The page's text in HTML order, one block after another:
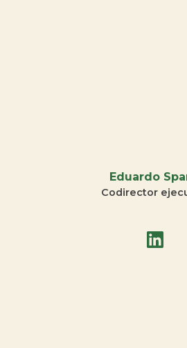
Eduardo
Codirector